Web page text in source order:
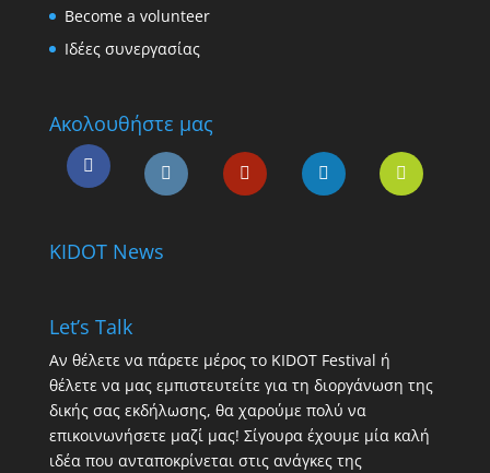
Become a volunteer
Ιδέες συνεργασίας
Ακολουθήστε μας
KIDOT News
Let’s Talk
Αν θέλετε να πάρετε μέρος το KIDOT Festival ή
θέλετε να μας εμπιστευτείτε για τη διοργάνωση της
δικής σας εκδήλωσης, θα χαρούμε πολύ να
επικοινωνήσετε μαζί μας! Σίγουρα έχουμε μία καλή
ιδέα που ανταποκρίνεται στις ανάγκες της